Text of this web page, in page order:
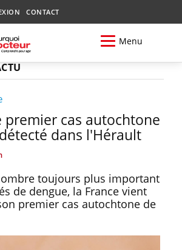
CONTACT
Menu
premier cas autochtone
dans l'Hérault
toujours plus important
de dengue, la France vient
premier cas autochtone de